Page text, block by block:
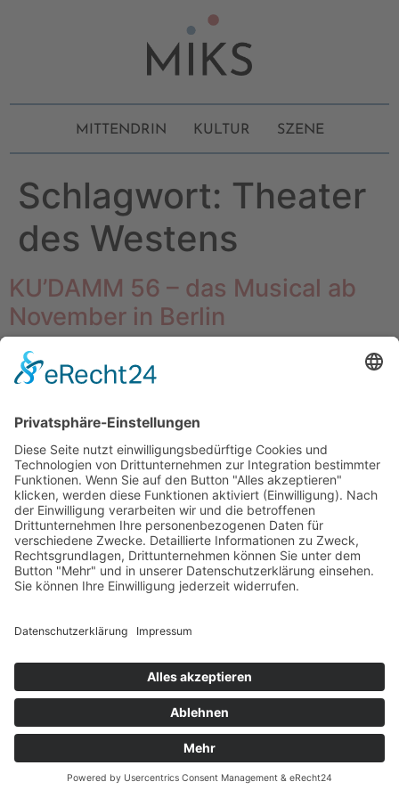
MITTENDRIN KULTUR SZENE
Schlagwort: Theater
des Westens
KU’DAMM 56 – das Musical ab
November in Berlin
Was für eine Nachricht in diesen ungewissen Zeiten: Ab
Ende November tanzen Monika und ihre Schwestern im
Impressum Datenschutzerklärung
© MIKS Magazin 2026